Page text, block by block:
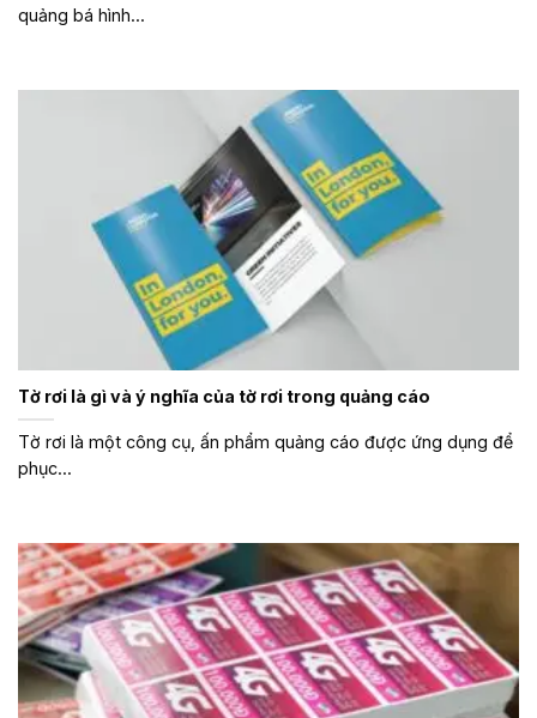
quảng bá hình...
Tờ rơi là gì và ý nghĩa của tờ rơi trong quảng cáo
Tờ rơi là một công cụ, ấn phẩm quảng cáo được ứng dụng để
phục...